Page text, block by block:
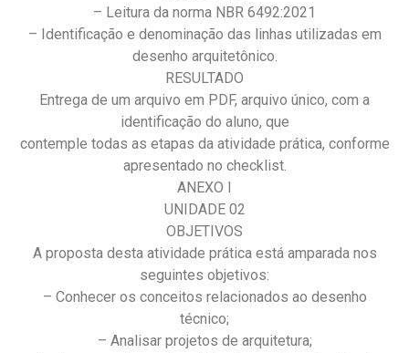
– Leitura da norma NBR 6492:2021
– Identificação e denominação das linhas utilizadas em
desenho arquitetônico.
RESULTADO
Entrega de um arquivo em PDF, arquivo único, com a
identificação do aluno, que
contemple todas as etapas da atividade prática, conforme
apresentado no checklist.
ANEXO I
UNIDADE 02
OBJETIVOS
A proposta desta atividade prática está amparada nos
seguintes objetivos:
– Conhecer os conceitos relacionados ao desenho
técnico;
– Analisar projetos de arquitetura;